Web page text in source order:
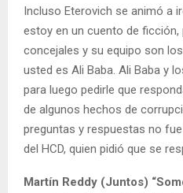
Incluso Eterovich se animó a
estoy en un cuento de
concejales y su equipo son
usted es Ali Baba. Ali Baba y
para luego pedirle que
de algunos hechos de
preguntas y respuestas no
del HCD, quien pidió que se
Martín Reddy (Juntos)